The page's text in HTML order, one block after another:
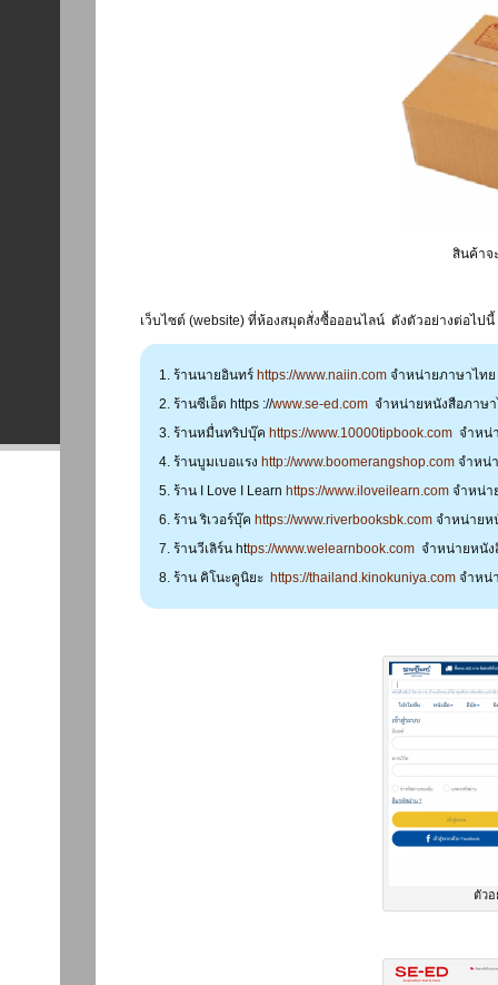
สินค้าจ
เว็บไซต์ (website) ที่ห้องสมุดสั่งซื้อออนไลน์ ดังตัวอย่างต่อไปนี้
ร้านนายอินทร์ https://www.naiin.com จำหน่ายภาษาไท
ร้านซีเอ็ด https ://www.se-ed.com จำหน่ายหนังสือภาษ
ร้านหมื่นทริปบุ๊ค https://www.10000tipbook.com จำหน่
ร้านบูมเบอแรง http://www.boomerangshop.com จำหน่
ร้าน I Love I Learn https://www.iloveilearn.com จำหน่า
ร้าน ริเวอร์บุ๊ค https://www.riverbooksbk.com จำหน่ายห
ร้านวีเลิร์น https://www.welearnbook.com จำหน่ายหนัง
ร้าน คิโนะคูนิยะ https://thailand.kinokuniya.com จำหน่
ตัวอ